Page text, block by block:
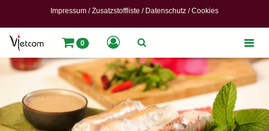
Impressum / Zusatzstoffliste / Datenschutz / Cookies
Toggle
0